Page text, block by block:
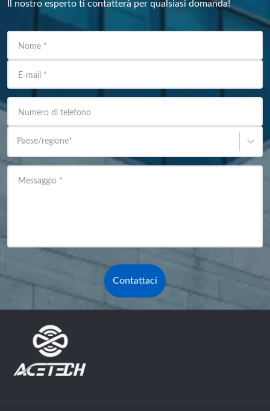
Il nostro esperto ti contatterà per qualsiasi domanda!
Nome *
E-mail *
Numero di telefono
Paese/regione*
Messaggio *
Contattaci